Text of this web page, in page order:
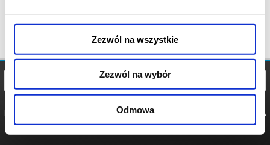
Zezwól na wszystkie
Zezwól na wybór
Odmowa
POLITYKA
POLITYKA